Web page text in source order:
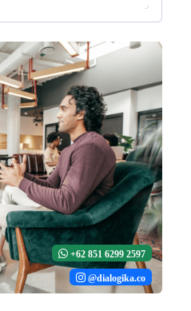
+62 851 6299 2597
@dialogika.co